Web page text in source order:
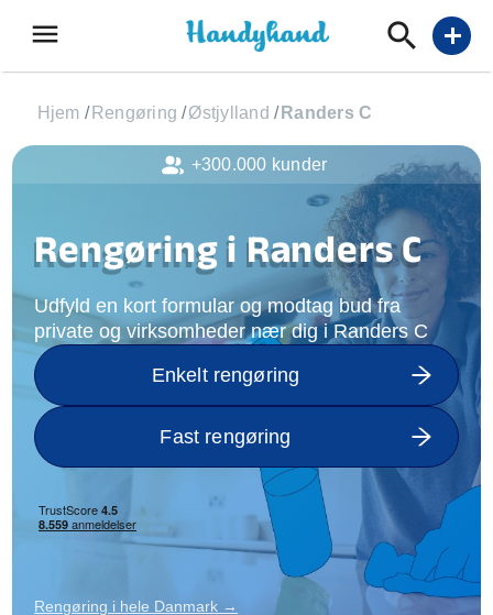
menu add
Hjem / Rengøring /Østjylland / Randers C
Rengøring i Randers C
Udfyld en kort formular og modtag bud fra
private og virksomheder nær dig i Randers C
Enkelt rengøring
Fast rengøring
Rengøring i hele Danmark →
+300.000 kunder